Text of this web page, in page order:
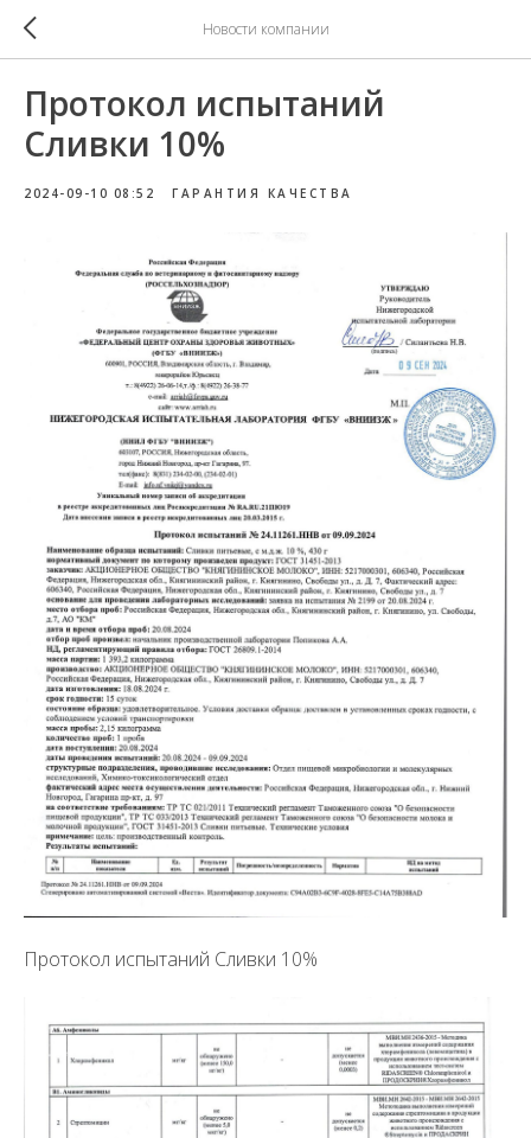
Новости компании
Протокол испытаний
Сливки 10%
2024-09-10 08:52 ГАРАНТИЯ КАЧЕСТВА
Протокол испытаний Сливки 10%